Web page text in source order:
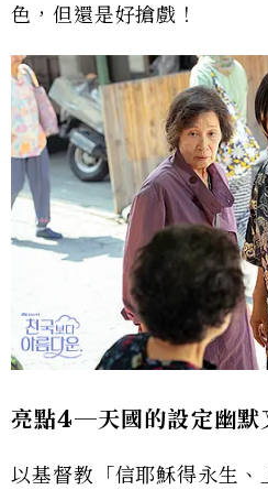
色，但還是好搶戲！
亮點4─天國的設定幽默
以基督教「信耶穌得永生、